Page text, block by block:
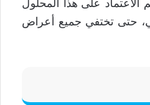
الاعتماد على هذا المحلول
حتى تختفي جميع أعراض